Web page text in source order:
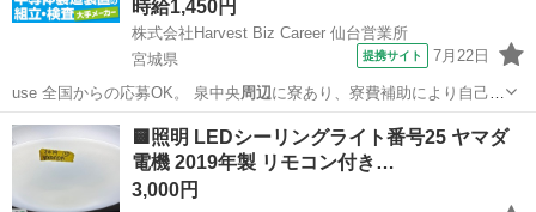
時給1,450円
株式会社Harvest Biz Career 仙台営業所
宮城県
提携サイト 7月22日
use 全国からの応募OK。 泉中央周辺 に寮あり、寮費補助により自己負
担は月1…
宮城 その他
🟨照明 LEDシーリングライト番号25 ヤマダ
電機 2019年製 リモコン付き…
3,000円